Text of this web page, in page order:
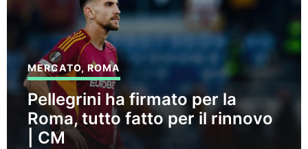
MERCATO,ROMA
Pellegrini ha firmato per la
Roma, tutto fatto per il rinnovo
| CM